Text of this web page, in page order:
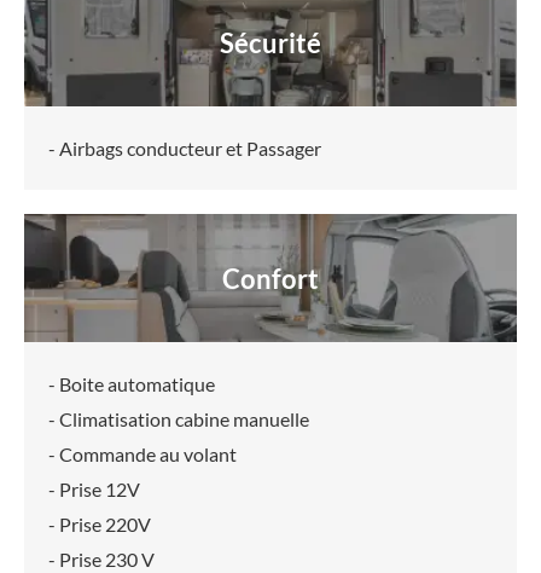
Sécurité
- Airbags conducteur et Passager
Confort
- Boite automatique
- Climatisation cabine manuelle
- Commande au volant
- Prise 12V
- Prise 220V
- Prise 230 V